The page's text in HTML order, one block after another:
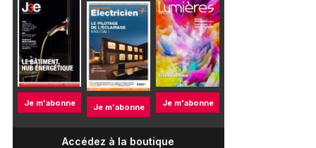
Je m'abonne Je m'abonne Je m'abonne
Accédez à la boutique